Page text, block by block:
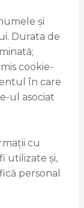
și
Durata de
cookie-
în care
ul asociat
cu
utilizate și,
personal